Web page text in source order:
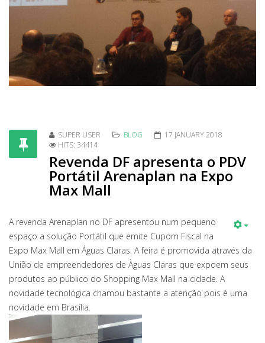
SUPER USER BLOG
17 JANUARY 2018
HITS: 34414
Revenda DF apresenta o PDV
Portátil Arenaplan na Expo
Max Mall
A revenda Arenaplan no DF apresentou num pequeno
espaço a solução Portátil que emite Cupom Fiscal na
Expo Max Mall em Águas Claras. A feira é promovida através da
União de empreendedores de Àguas Claras que expoem seus
produtos ao público do Shopping Max Mall na cidade. A
novidade tecnológica chamou bastante a atenção pois é uma
novidade em Brasília.